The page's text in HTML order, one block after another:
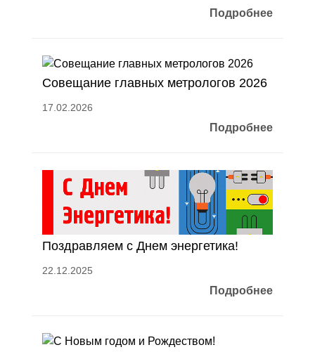
Подробнее
Совещание главных метрологов 2026
17.02.2026
Подробнее
Поздравляем с Днем энергетика!
22.12.2025
Подробнее